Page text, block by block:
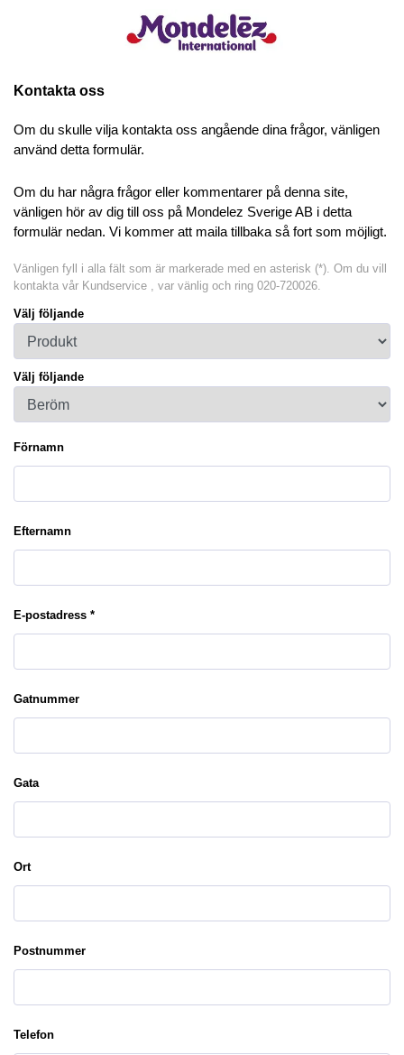
Kontakta oss
Om du skulle vilja kontakta oss angående dina frågor, vänligen
använd detta formulär.
Om du har några frågor eller kommentarer på denna site,
vänligen hör av dig till oss på Mondelez Sverige AB i detta
formulär nedan. Vi kommer att maila tillbaka så fort som möjligt.
Vänligen fyll i alla fält som är markerade med en asterisk (*). Om du vill
kontakta vår Kundservice , var vänlig och ring 020-720026.
Välj följande
Välj följande
Förnamn
Efternamn
E-postadress *
Gatnummer
Gata
Ort
Postnummer
Telefon